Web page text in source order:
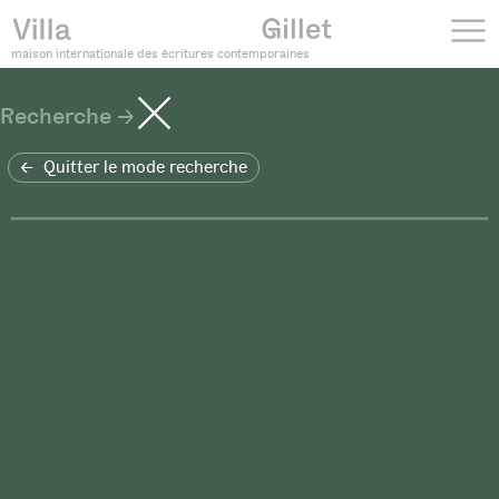
maison internationale des écritures contemporaines
Recherche
Quitter le mode recherche